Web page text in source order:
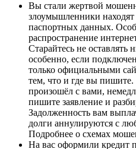
Вы стали жертвой
злоумышленники
паспортных данных.
распространение
Старайтесь не оставлять
особенно, если
только официальными
тем, что и где вы
произошёл с вами,
пишите заявление и
Задолженность вам
долги аннулируются с
Подробнее о схемах
На вас оформили кредит